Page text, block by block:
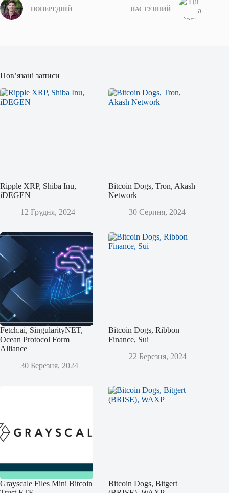
ПОПЕРЕДНІЙ НАСТУПНИЙ
Пов’язані записи
Ripple XRP, Shiba Inu,
iDEGEN
12 Грудня, 2024
Bitcoin Dogs, Tron, Akash
Network
30 Серпня, 2024
Fetch.ai, SingularityNET,
Ocean Protocol Form
Alliance
30 Березня, 2024
Bitcoin Dogs, Ribbon
Finance, Sui
22 Березня, 2024
Grayscale Files Mini Bitcoin
Bitcoin Dogs, Bitgert